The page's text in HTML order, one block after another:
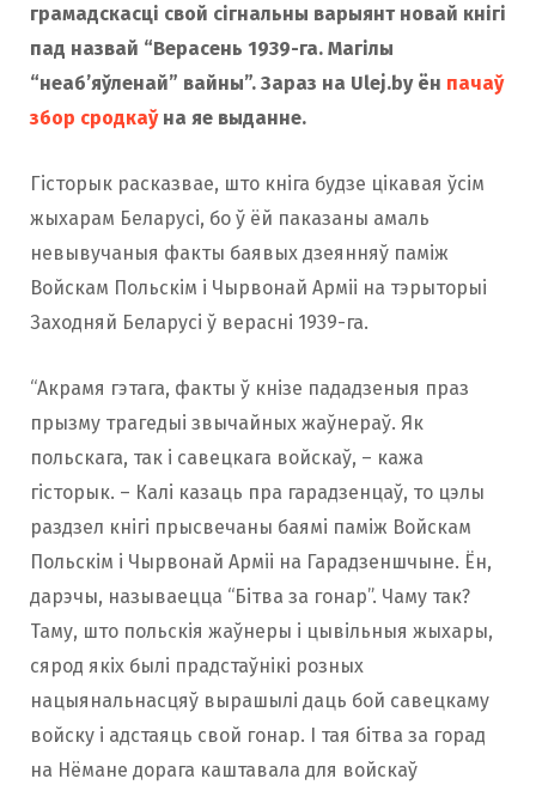
грамадскасці свой сігнальны варыянт новай кнігі
пад назвай “Верасень 1939-га. Магілы
“неаб’яўленай” вайны”. Зараз на Ulej.by ён пачаў
збор сродкаўна яе выданне.
Гісторык расказвае, што кніга будзе цікавая ўсім
жыхарам Беларусі, бо ў ёй паказаны амаль
невывучаныя факты баявых дзеянняў паміж
Войскам Польскім і Чырвонай Арміі на тэрыторыі
Заходняй Беларусі ў верасні 1939-га.
“Акрамя гэтага, факты ў кнізе пададзеныя праз
прызму трагедыі звычайных жаўнераў. Як
польскага, так і савецкага войскаў, – кажа
гісторык. – Калі казаць пра гарадзенцаў, то цэлы
раздзел кнігі прысвечаны баямі паміж Войскам
Польскім і Чырвонай Арміі на Гарадзеншчыне. Ён,
дарэчы, называецца “Бітва за гонар”. Чаму так?
Таму, што польскія жаўнеры і цывільныя жыхары,
сярод якіх былі прадстаўнікі розных
нацыянальнасцяў вырашылі даць бой савецкаму
войску і адстаяць свой гонар. І тая бітва за горад
на Нёмане дорага каштавала для войскаў